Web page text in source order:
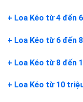
+ Loa Kéo từ 4 đến
+ Loa Kéo từ 6 đến
+ Loa Kéo từ 8 đến
+ Loa Kéo từ 10